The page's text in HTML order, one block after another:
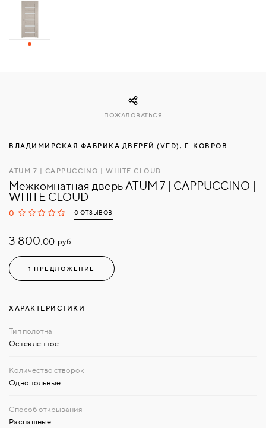
СВЯЗАТЬСЯ
ВЛАДИМИРСКАЯ ФАБРИКА ДВЕРЕЙ (VFD), Г. КОВРОВ
ATUM 7 | CAPPUCCINO | WHITE CLOUD
Межкомнатная дверь ATUM 7 | CAPPUCCINO |
WHITE CLOUD
0 0 ОТЗЫВОВ
3 800.00 руб
1 ПРЕДЛОЖЕНИЕ
ПОЖАЛОВАТЬСЯ
ХАРАКТЕРИСТИКИ
Остеклённое
Однопольные
Распашные